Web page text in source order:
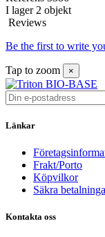
I lager 2 objekt
Reviews
Be the first to write
Tap to zoom ×
Länkar
Frakt/Porto
Köpvilkor
Säkra
Kontakta oss